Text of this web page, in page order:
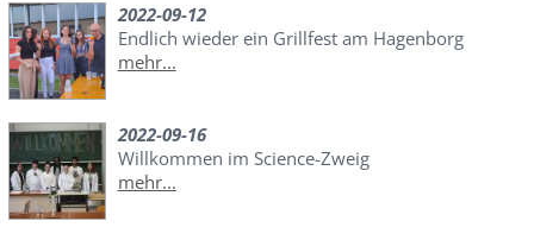
2022-09-12
Endlich wieder ein Grillfest am Hagenborg
mehr...
2022-09-16
Willkommen im Science-Zweig
mehr...